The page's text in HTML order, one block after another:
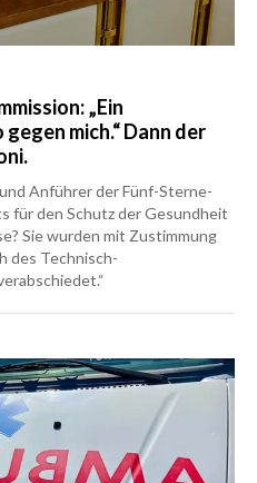
„Ein
mich.“ Dann der
Anführer der Fünf-Sterne-
für den Schutz der Gesundheit
Sie wurden mit Zustimmung
des Technisch-